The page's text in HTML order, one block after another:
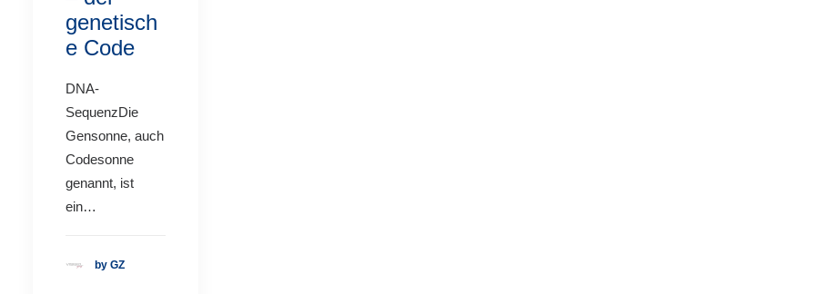
genetisch
e Code
DNA-
SequenzDie
Gensonne, auch
Codesonne
genannt, ist
ein…
by GZ